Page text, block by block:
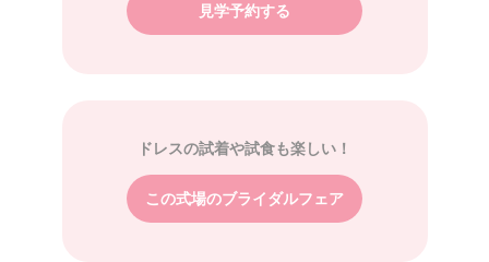
見学予約する
ドレスの試着や試食も楽しい！
この式場のブライダルフェア